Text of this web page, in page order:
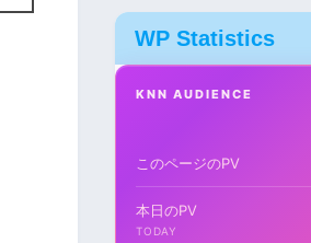
WP Statistics
KNN AUDIENCE
このページのPV
本日のPV
TODAY